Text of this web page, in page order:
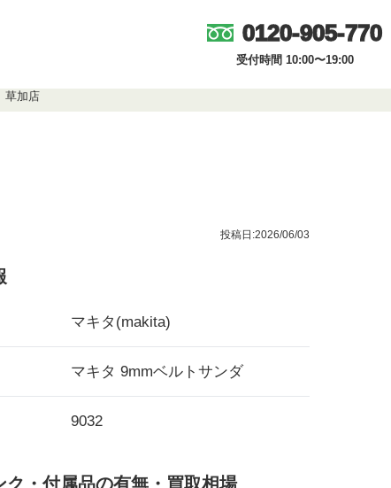
0120-905-770
受付時間 10:00〜19:00
草加店
投稿日:2026/06/03
マキタ(makita)
マキタ 9mmベルトサンダ
9032
ク・付属品の有無・買取相場